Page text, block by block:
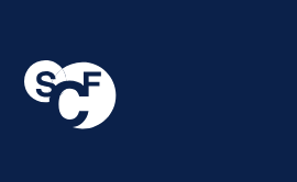
content